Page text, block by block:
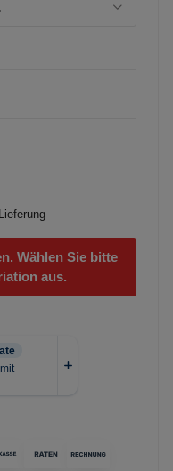
Wählen Sie bitte
aus.